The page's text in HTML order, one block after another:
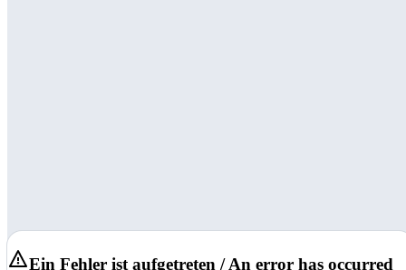
Ein Fehler ist aufgetreten / An error has occurred